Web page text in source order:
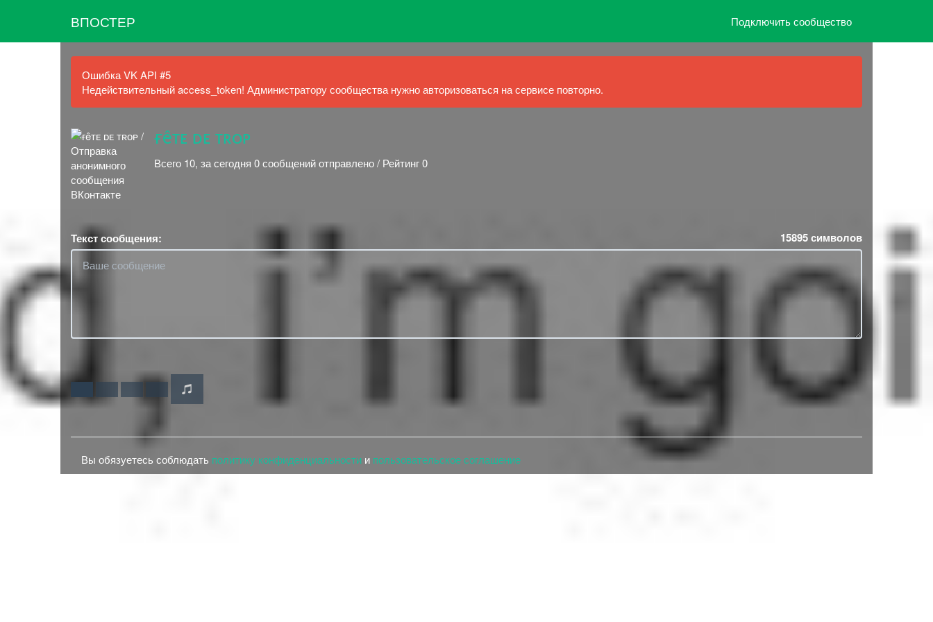
ВПОСТЕР Подключить сообщество
Ошибка VK API #5
Недействительный access_token! Администратору сообщества нужно авторизоваться на сервисе повторно.
ғêᴛᴇ ᴅᴇ ᴛʀᴏᴘ
Всего 10, за сегодня 0 сообщений отправлено / Рейтинг 0
Текст сообщения: 15895символов
Вы обязуетесь соблюдать политику конфиденциальности и пользовательское соглашение